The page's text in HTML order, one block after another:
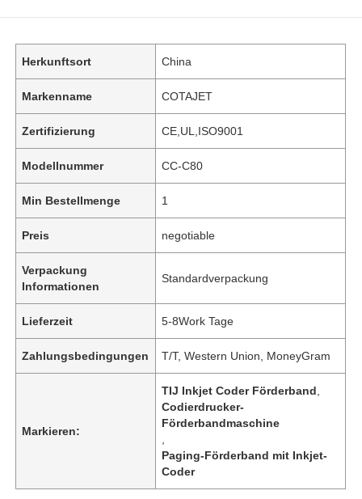
Herkunftsort China
Markenname COTAJET
Zertifizierung CE,UL,ISO9001
Modellnummer CC-C80
Min Bestellmenge 1
Preis negotiable
Verpackung
Informationen
Standardverpackung
Lieferzeit 5-8Work Tage
Zahlungsbedingungen T/T, Western Union, MoneyGram
Markieren:
TIJ Inkjet Coder Förderband
Codierdrucker-
Förderbandmaschine
Paging-Förderband mit Inkjet-
Coder